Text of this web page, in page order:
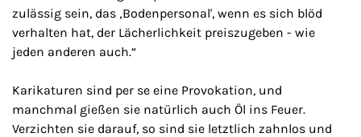
zulässig sein, das ‚Bodenpersonal', wenn es sich blöd
verhalten hat, der Lächerlichkeit preiszugeben - wie
jeden anderen auch.“
Karikaturen sind per se eine Provokation, und
manchmal gießen sie natürlich auch Öl ins Feuer.
Verzichten sie darauf, so sind sie letztlich zahnlos und